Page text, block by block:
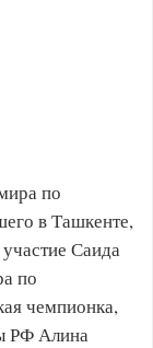
по
в Ташкенте,
Саида
по
чемпионка,
РФ Алина